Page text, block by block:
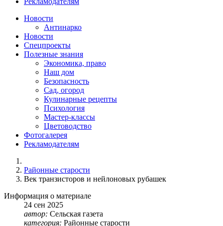
Новости
Антинарко
Новости
Спецпроекты
Полезные знания
Экономика, право
Наш дом
Безопасность
Сад, огород
Кулинарные рецепты
Психология
Мастер-классы
Цветоводство
Фотогалерея
Рекламодателям
Районные старости
Век транзисторов и нейлоновых рубашек
Информация о материале
24 сен 2025
автор: Сельская газета
категория: Районные старости